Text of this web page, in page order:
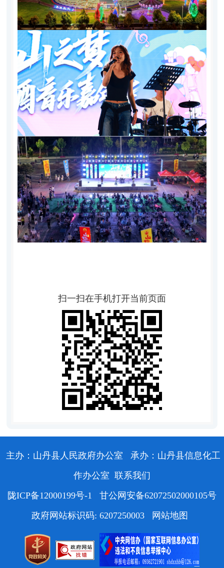
扫一扫在手机打开当前页面
主办：山丹县人民政府办公室
承办：山丹县信息化工
作办公室 联系我们
陇ICP备12000199号-1
甘公网安备62072502000105号
政府网站标识码: 6207250003
网站地图